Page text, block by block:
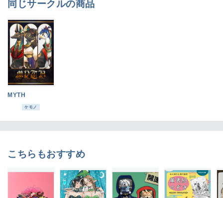
同じサークルの商品
MYTH
ケモノ
こちらもおすすめ